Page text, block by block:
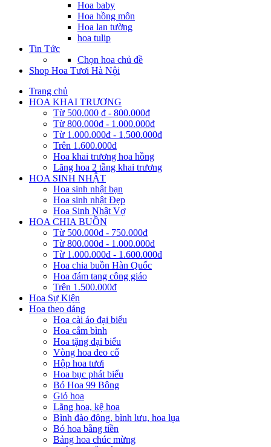
Hoa baby
Hoa hồng môn
Hoa lan tường
hoa tulip
Tin Tức
Chọn hoa chủ đề
Shop Hoa Tươi Hà Nội
Trang chủ
HOA KHAI TRƯƠNG
Từ 500.000 đ - 800.000đ
Từ 800.000đ - 1.000.000đ
Từ 1.000.000đ - 1.500.000đ
Trên 1.600.000đ
Hoa khai trương hoa hồng
Lãng hoa 2 tầng khai trương
HOA SINH NHẬT
Hoa sinh nhật bạn
Hoa sinh nhật Đẹp
Hoa Sinh Nhật Vợ
HOA CHIA BUỒN
Từ 500.000đ - 750.000đ
Từ 800.000đ - 1.000.000đ
Từ 1.000.000đ - 1.600.000đ
Hoa chia buồn Hàn Quốc
Hoa đám tang công giáo
Trên 1.500.000đ
Hoa Sự Kiện
Hoa theo dáng
Hoa cài áo đại biểu
Hoa cắm bình
Hoa tặng đại biểu
Vòng hoa đeo cổ
Hộp hoa tươi
Hoa bục phát biểu
Bó Hoa 99 Bông
Giỏ hoa
Lãng hoa, kệ hoa
Bình đào đông, bình lưu, hoa lụa
Bó hoa bằng tiền
Bảng hoa chúc mừng